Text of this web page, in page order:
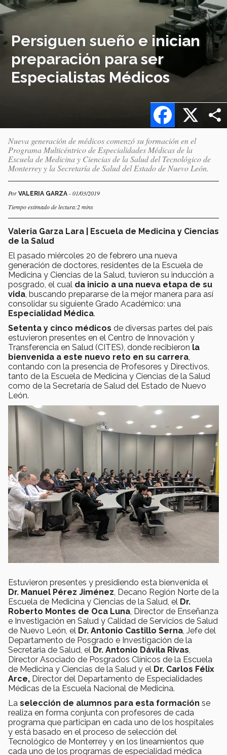
Persiguen sueño e inician
preparación para ser
Especialistas Médicos
X
Facebook
Nueva generación de médicos comenzó su formación en el
Programa Multicéntrico de Especialidades Médicas de la
Escuela de Medicina y Ciencias de la Salud del Tecnológico de
Monterrey y la Secretaría de Salud del Estado de Nuevo León.
Por VALERIA GARZA - 01/03/2019
Tiempo estimado de lectura:2 mins
Valeria Garza Lara | Escuela de Medicina y Ciencias
de la Salud
El pasado miércoles 20 de febrero una nueva
generación de doctores, residentes de la Escuela de
Medicina y Ciencias de la Salud, tuvieron su inducción a
posgrado, el cual da inicio a una nueva etapa de su
vida , buscando prepararse de la mejor manera para así
consolidar su siguiente Grado Académico: una
Especialidad Médica.
Setenta y cinco médicos de diversas partes del país
estuvieron presentes en el Centro de Innovación y
Transferencia en Salud (CITES), donde recibieron la
bienvenida a este nuevo reto en su carrera
contando con la presencia de Profesores y Directivos,
tanto de la Escuela de Medicina y Ciencias de la Salud
como de la Secretaría de Salud del Estado de Nuevo
León.
Estuvieron presentes y presidiendo esta bienvenida el
Dr. Manuel Pérez Jiménez, Decano Región Norte de la
Escuela de Medicina y Ciencias de la Salud, el Dr.
Roberto Montes de Oca Luna, Director de Enseñanza
e Investigación en Salud y Calidad de Servicios de Salud
de Nuevo León, el Dr. Antonio Castillo Serna, Jefe del
Departamento de Posgrado e Investigación de la
Secretaria de Salud, el Dr. Antonio Dávila Rivas,
Director Asociado de Posgrados Clínicos de la Escuela
de Medicina y Ciencias de la Salud y el Dr. Carlos Félix
Arce, Director del Departamento de Especialidades
Médicas de la Escuela Nacional de Medicina.
La selección de alumnos para esta formación se
realiza en forma conjunta con profesores de cada
programa que participan en cada uno de los hospitales
y está basado en el proceso de selección del
Tecnológico de Monterrey y en los lineamientos que
cada uno de los programas de especialidad médica